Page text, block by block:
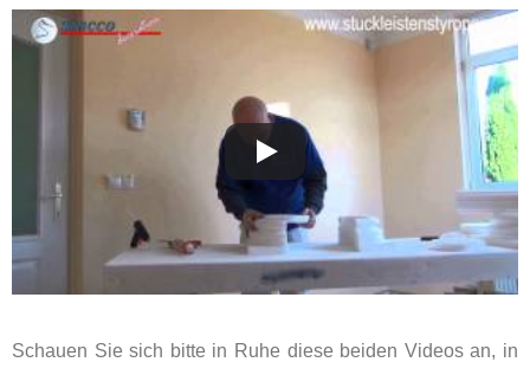
Schauen Sie sich bitte in Ruhe diese beiden Videos an, in